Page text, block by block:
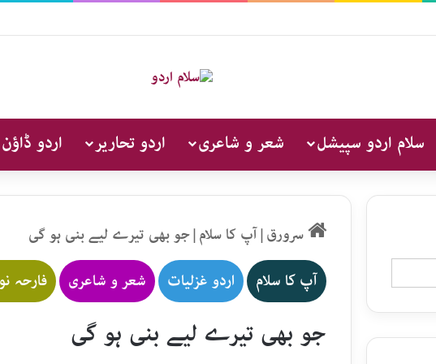
سلام اردو سپیشل شعر و شاعری اردو تحاریر اردو
سرورق|آپ کا سلام|جو بھی تیرے لیے بنی ہو گی
آپ کا سلام اردو غزلیات شعر و شاعری فارحہ
جو بھی تیرے لیے بنی ہو گی